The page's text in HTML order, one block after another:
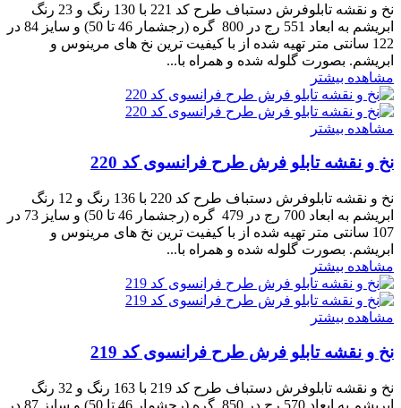
نخ و نقشه تابلوفرش دستباف طرح کد 221 با 130 رنگ و 23 رنگ
ابریشم به ابعاد 551 رج در 800 گره (رجشمار 46 تا 50) و سایز 84 در
122 سانتی متر تهیه شده از با کیفیت ترین نخ های مرینوس و
ابریشم. بصورت گلوله شده و همراه با...
مشاهده بیشتر
مشاهده بیشتر
نخ و نقشه تابلو فرش طرح فرانسوی کد 220
نخ و نقشه تابلوفرش دستباف طرح کد 220 با 136 رنگ و 12 رنگ
ابریشم به ابعاد 700 رج در 479 گره (رجشمار 46 تا 50) و سایز 73 در
107 سانتی متر تهیه شده از با کیفیت ترین نخ های مرینوس و
ابریشم. بصورت گلوله شده و همراه با...
مشاهده بیشتر
مشاهده بیشتر
نخ و نقشه تابلو فرش طرح فرانسوی کد 219
نخ و نقشه تابلوفرش دستباف طرح کد 219 با 163 رنگ و 32 رنگ
ابریشم به ابعاد 570 رج در 850 گره (رجشمار 46 تا 50) و سایز 87 در